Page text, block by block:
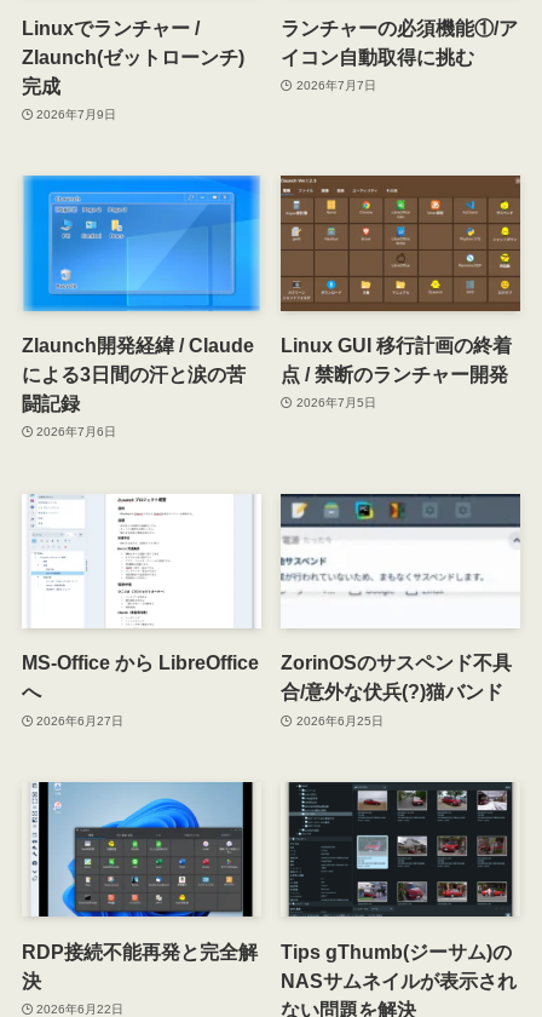
Linuxでランチャー /
Zlaunch(ゼットローンチ)
完成
2026年7月9日
ランチャーの必須機能①/ア
イコン自動取得に挑む
2026年7月7日
Zlaunch開発経緯 / Claude
による3日間の汗と涙の苦
闘記録
2026年7月6日
Linux GUI 移行計画の終着
点 / 禁断のランチャー開発
2026年7月5日
MS-Office から LibreOffice
へ
2026年6月27日
ZorinOSのサスペンド不具
合/意外な伏兵(?)猫バンド
2026年6月25日
RDP接続不能再発と完全解
決
2026年6月22日
Tips gThumb(ジーサム)の
NASサムネイルが表示され
ない問題を解決